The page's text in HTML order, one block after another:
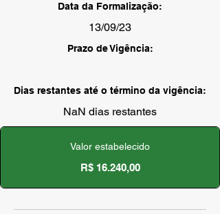
Data da Formalização:
13/09/23
Prazo de Vigência:
Dias restantes até o término da vigência:
NaN dias restantes
Valor estabelecido
R$ 16.240,00